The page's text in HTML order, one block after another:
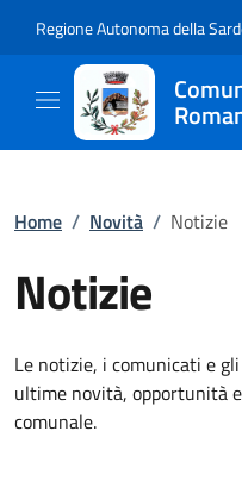
Regione Autonoma della
Home / Novità / Notizie
Notizie
Le notizie, i comunicati e
ultime novità, opportunità
comunale.